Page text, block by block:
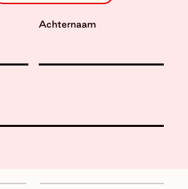
Achternaam